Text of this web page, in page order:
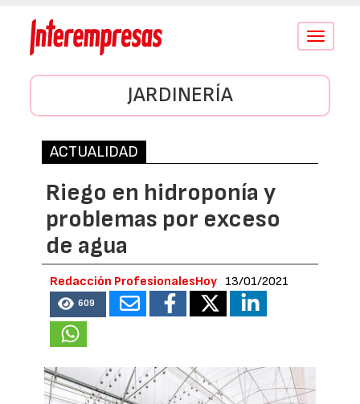
Conmutar
JARDINERÍA
ACTUALIDAD
Riego en hidroponía y
problemas por exceso
de agua
Redacción ProfesionalesHoy 13/01/2021
609